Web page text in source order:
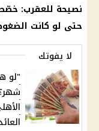
نصيحة للعقرب:
حتى لو كانت
لا يفوتك
"لو